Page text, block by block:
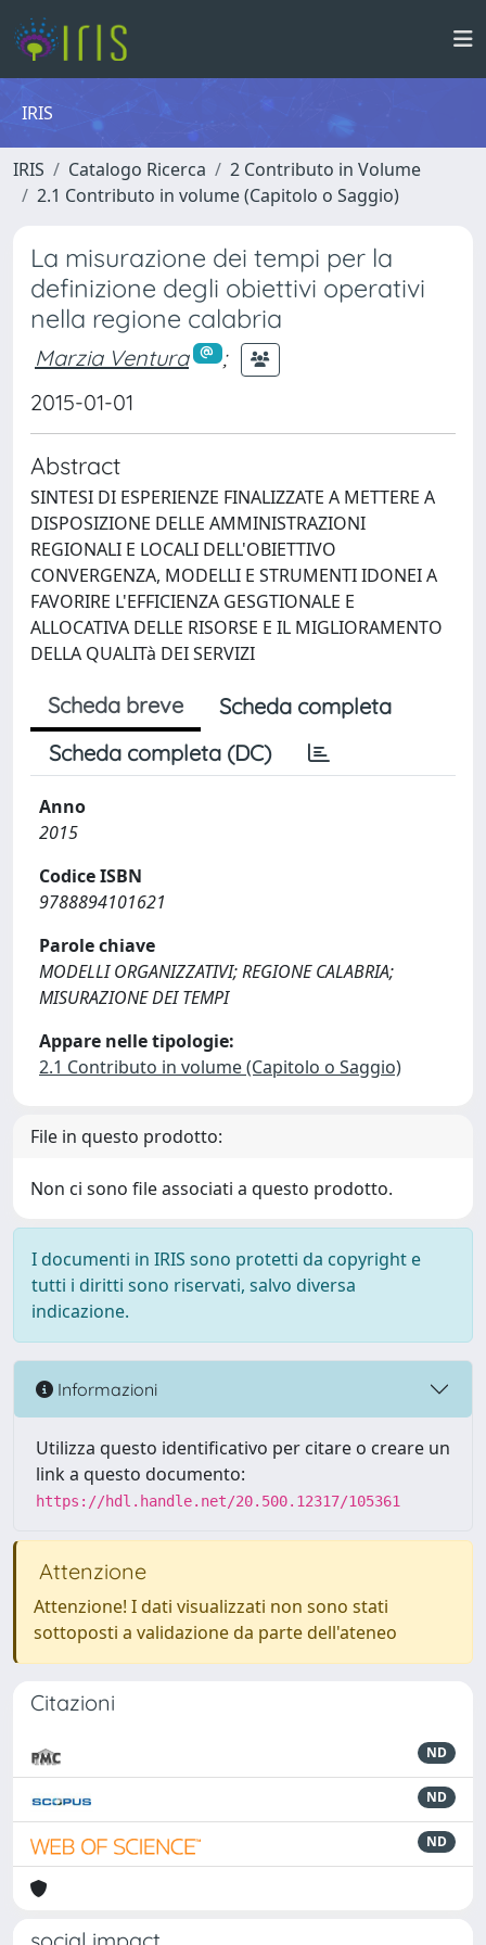
IRIS
IRIS Catalogo Ricerca
2 Contributo in Volume
2.1 Contributo in volume (Capitolo o Saggio)
La misurazione dei tempi per la
definizione degli obiettivi operativi
nella regione calabria
Marzia Ventura
;
2015-01-01
Abstract
SINTESI DI ESPERIENZE FINALIZZATE A METTERE A
DISPOSIZIONE DELLE AMMINISTRAZIONI
REGIONALI E LOCALI DELL'OBIETTIVO
CONVERGENZA, MODELLI E STRUMENTI IDONEI A
FAVORIRE L'EFFICIENZA GESGTIONALE E
ALLOCATIVA DELLE RISORSE E IL MIGLIORAMENTO
DELLA QUALITà DEI SERVIZI
Scheda breve
Scheda completa
Scheda completa (DC)
Anno
2015
Codice ISBN
9788894101621
Parole chiave
MODELLI ORGANIZZATIVI; REGIONE CALABRIA;
MISURAZIONE DEI TEMPI
Appare nelle tipologie:
2.1 Contributo in volume (Capitolo o Saggio)
File in questo prodotto:
Non ci sono file associati a questo prodotto.
I documenti in IRIS sono protetti da copyright e
tutti i diritti sono riservati, salvo diversa
indicazione.
Informazioni
Utilizza questo identificativo per citare o creare un
link a questo documento:
https://hdl.handle.net/20.500.12317/105361
Attenzione
Attenzione! I dati visualizzati non sono stati
sottoposti a validazione da parte dell'ateneo
Citazioni
ND
ND
ND